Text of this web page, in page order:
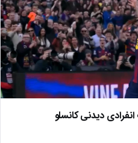
دیدنی کانسلو